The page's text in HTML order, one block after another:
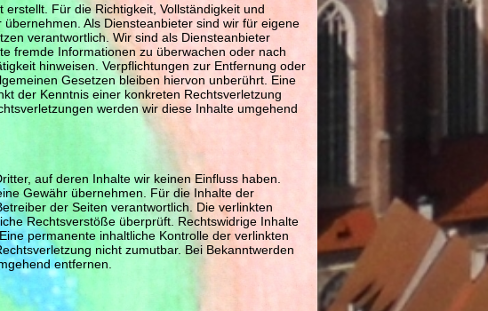
Für die Richtigkeit, Vollständigkeit und
Als Diensteanbieter sind wir für eigene
verantwortlich. Wir sind als Diensteanbieter
fremde Informationen zu überwachen oder nach
hinweisen. Verpflichtungen zur Entfernung oder
Gesetzen bleiben hiervon unberührt. Eine
der Kenntnis einer konkreten Rechtsverletzung
werden wir diese Inhalte umgehend
auf deren Inhalte wir keinen Einfluss haben.
Gewähr übernehmen. Für die Inhalte der
der Seiten verantwortlich. Die verlinkten
Rechtsverstöße überprüft. Rechtswidrige Inhalte
permanente inhaltliche Kontrolle der verlinkten
nicht zumutbar. Bei Bekanntwerden
entfernen.